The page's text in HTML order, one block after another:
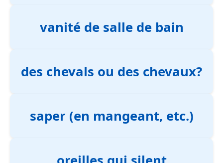
vanité de salle de bain
des chevals ou des chevaux?
saper (en mangeant, etc.)